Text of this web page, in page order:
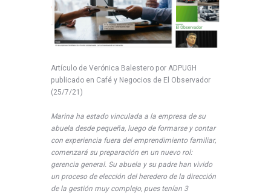
Artículo de Verónica Balestero por ADPUGH
publicado en Café y Negocios de El Observador
(25/7/21)
Marina ha estado vinculada a la empresa de su
abuela desde pequeña, luego de formarse y contar
con experiencia fuera del emprendimiento familiar,
comenzará su preparación en un nuevo rol:
gerencia general. Su abuela y su padre han vivido
un proceso de elección del heredero de la dirección
de la gestión muy complejo, pues tenían 3